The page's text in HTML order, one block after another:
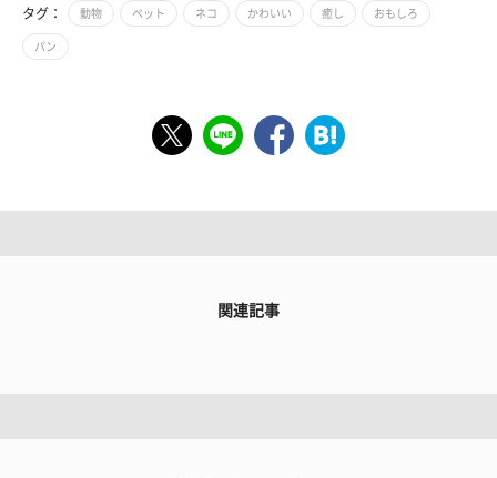
タグ： 動物 ペット ネコ かわいい 癒し おもしろ
パン
関連記事